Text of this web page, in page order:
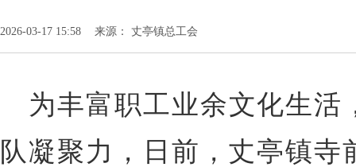
2026-03-17 15:58 来源： 丈亭镇总工会
为丰富职工业余文化生活
队凝聚力，日前，丈亭镇